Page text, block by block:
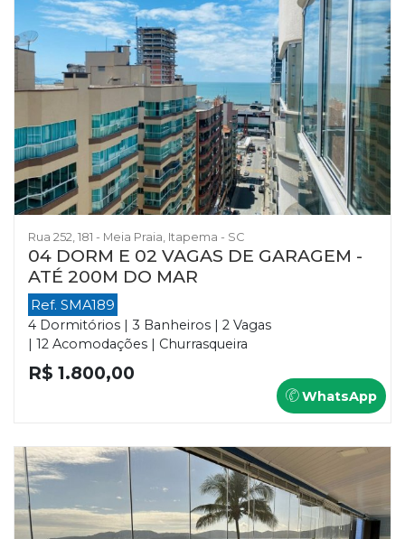
Rua 252, 181 - Meia Praia, Itapema - SC
04 DORM E 02 VAGAS DE GARAGEM -
ATÉ 200M DO MAR
Ref. SMA189
4 Dormitórios | 3 Banheiros | 2 Vagas
| 12 Acomodações | Churrasqueira
R$ 1.800,00
WhatsApp